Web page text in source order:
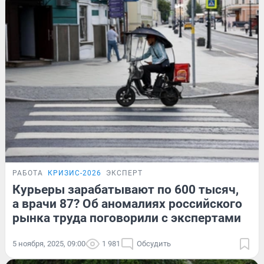
РАБОТА КРИЗИС-2026 ЭКСПЕРТ
Курьеры зарабатывают по 600 тысяч,
а врачи 87? Об аномалиях российского
рынка труда поговорили с экспертами
5 ноября, 2025, 09:00 1 981 Обсудить